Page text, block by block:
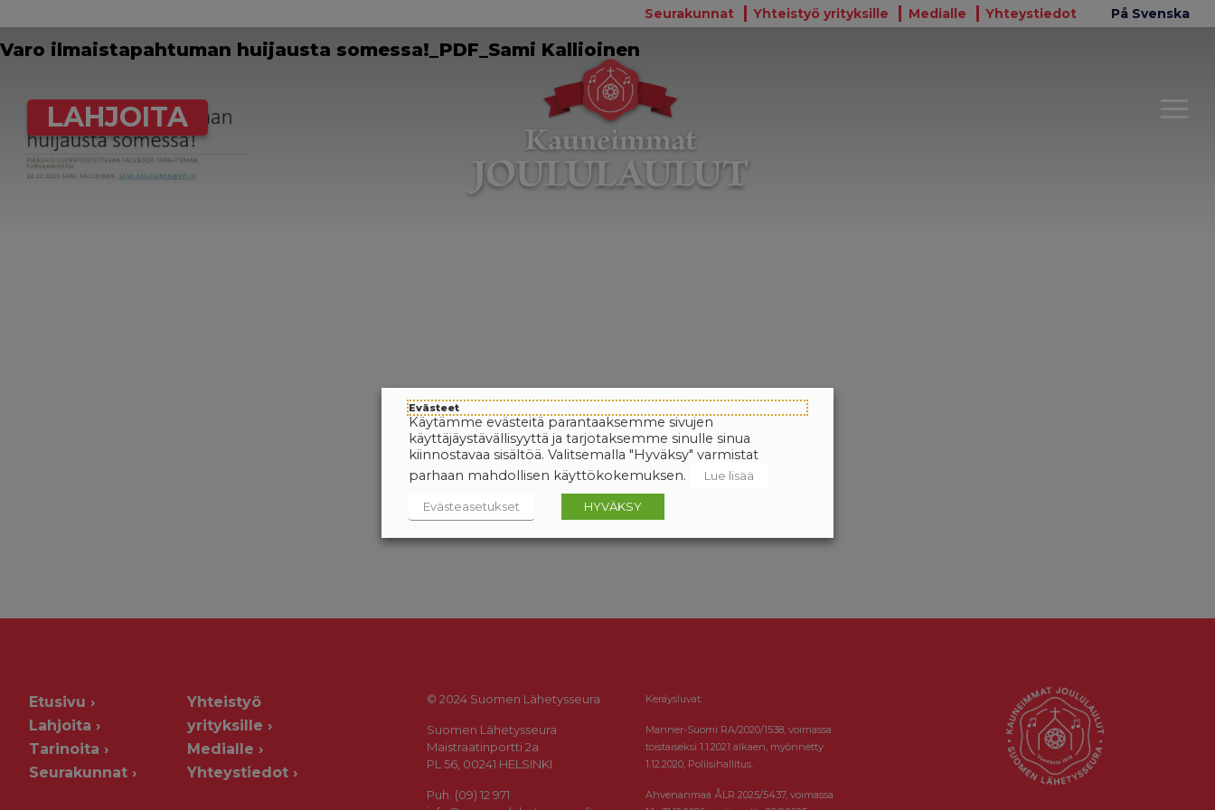
Seurakunnat Yhteistyö yrityksille Medialle Yhteystiedot På Svenska
LAHJOITA
Varo ilmaistapahtuman huijausta somessa!_PDF_Sami Kallioinen
Etusivu
Lahjoita
Tarinoita
Seurakunnat
Yhteistyö
yrityksille
Medialle
Yhteystiedot
© 2024 Suomen Lähetysseura
Suomen Lähetysseura
Maistraatinportti 2a
PL 56, 00241 HELSINKI
Puh. (09) 12 971
Keräysluvat:
Manner-Suomi RA/2020/1538, voimassa
toistaiseksi 1.1.2021 alkaen, myönnetty
1.12.2020, Poliisihallitus.
Ahvenanmaa ÅLR 2025/5437, voimassa
Evästeet
Käytämme evästeitä parantaaksemme sivujen
käyttäjäystävällisyyttä ja tarjotaksemme sinulle sinua
kiinnostavaa sisältöä. Valitsemalla "Hyväksy" varmistat
parhaan mahdollisen käyttökokemuksen.
Lue lisää
Evästeasetukset HYVÄKSY